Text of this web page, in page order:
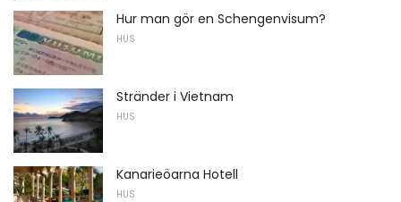
Hur man gör en Schengenvisum?
HUS
Stränder i Vietnam
HUS
Kanarieöarna Hotell
HUS